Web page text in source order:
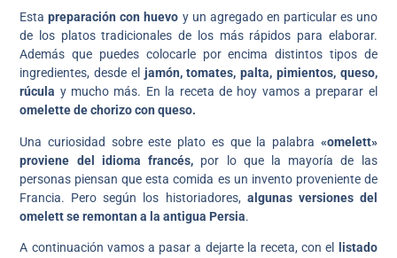
Estapreparación con huevo y un agregado en particular es uno
de los platos tradicionales de los más rápidos para elaborar.
Además que puedes colocarle por encima distintos tipos de
ingredientes, desde el jamón, tomates, palta, pimientos, queso,
rúcula y mucho más. En la receta de hoy vamos a preparar el
omelette de chorizo con queso.
Una curiosidad sobre este plato es que la palabra «omelett»
proviene del idioma francés, por lo que la mayoría de las
personas piensan que esta comida es un invento proveniente de
Francia. Pero según los historiadores, algunas versiones del
omelett se remontan a la antigua Persia.
A continuación vamos a pasar a dejarte la receta, con el
listado